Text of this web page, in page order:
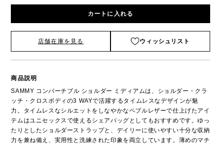
カートに入れる
店舗在庫を見る ウィッシュリスト
商品説明
SAMMY コンバーチブル ショルダー ミディアムは、ショルダー・クラ
ッチ・クロスボディの3 WAYで活躍するタイムレスなデザインが魅
力。タイムレスなシルエットをしなやかなペブルレザーで仕上げたアイ
テムはユニセックスで使えるシェアバッグとしてもおすすめです。ゆっ
たりとしたショルダーストラップと、デイリーに使いやすい十分な収納
力を兼ね備え、実用性と洗練された印象を両立しています。薄めのマチ